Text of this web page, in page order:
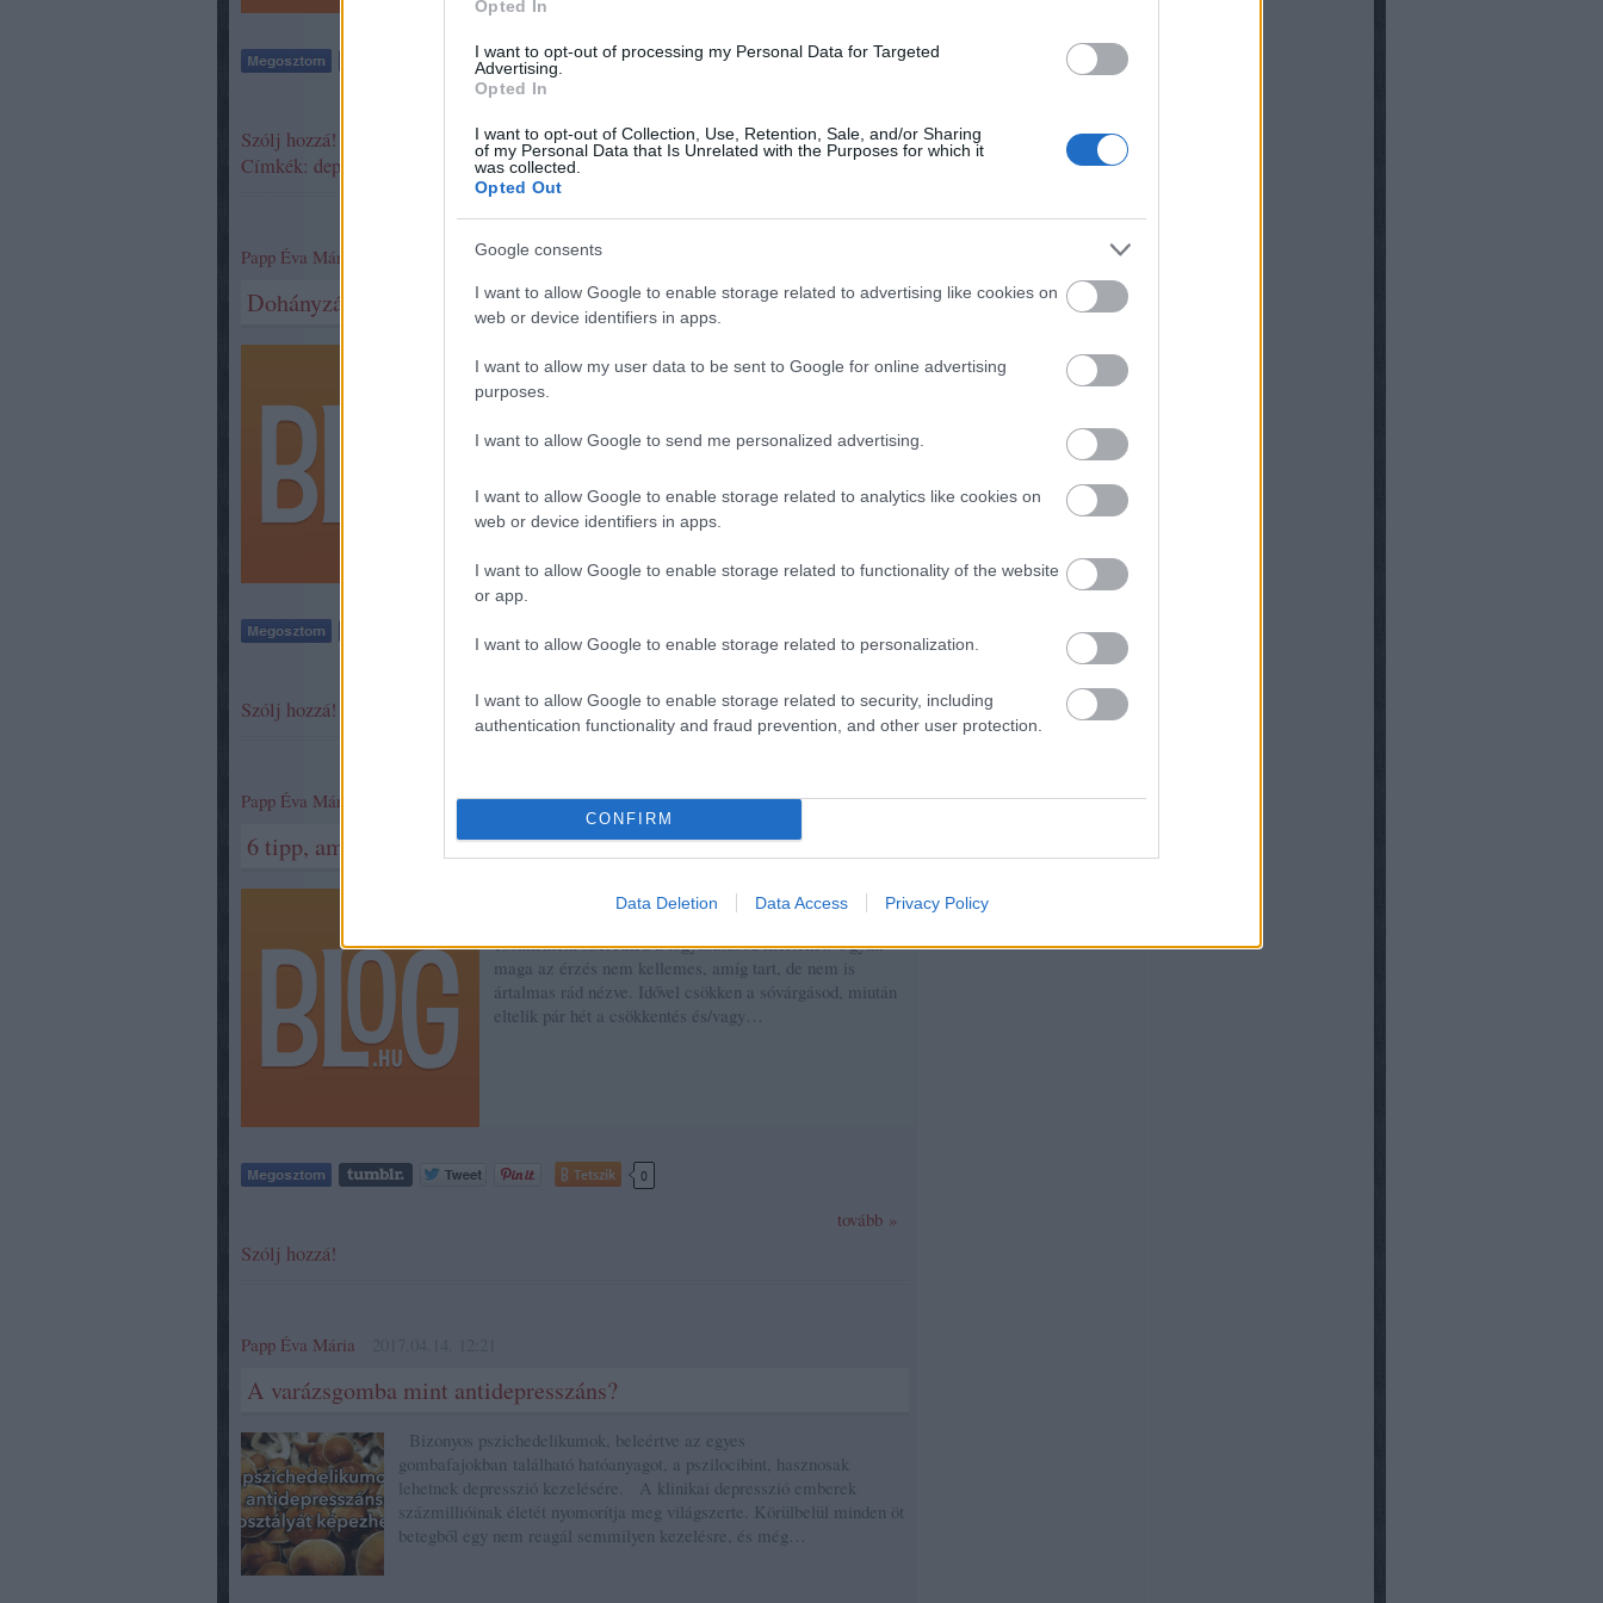
Opted In
I want to opt-out of processing my Personal Data for Targeted
Advertising.
Opted In
I want to opt-out of Collection, Use, Retention, Sale, and/or Sharing
of my Personal Data that Is Unrelated with the Purposes for which it
was collected.
Opted Out
Google consents
I want to allow Google to enable storage related to advertising like cookies on
web or device identifiers in apps.
I want to allow my user data to be sent to Google for online advertising
purposes.
I want to allow Google to send me personalized advertising.
I want to allow Google to enable storage related to analytics like cookies on
web or device identifiers in apps.
I want to allow Google to enable storage related to functionality of the website
or app.
I want to allow Google to enable storage related to personalization.
I want to allow Google to enable storage related to security, including
authentication functionality and fraud prevention, and other user protection.
CONFIRM
Data Deletion Data Access Privacy Policy
Tetszik 0
Szólj hozzá!
Címkék: depresszió
Papp Éva Mária 2017.04.14. 12:29
Dohányzás: tények és tévhitek
Györgyi tüdőgyógyászt kérdeztük. Honnan ered a
dohányzás? A dohányzás őshazája Közép-Amerika, itt
dombormű maradványain is láthatjuk a pipázás
Szólj hozzá!
Papp Éva Mária 2017.04.14. 12:25
6 tipp, ami segít megbirkózni a sóvárgással
Vágyakozás, sóvárgás az anyag után? Természetes
reakció, főleg akkor, amikor abba akarod hagyni vagy
csökkenteni szeretnéd a fogyasztásod mértékét. Ugyan
maga az érzés nem kellemes, amíg tart, de nem is
ártalmas rád nézve. Idővel csökken a sóvárgásod, miután
eltelik pár hét a csökkentés és/vagy…
Tetszik 0
tovább »
Szólj hozzá!
Papp Éva Mária
A varázsgomba mint antidepresszáns?
Bizonyos pszichedelikumok, beleértve az egyes
gombafajokban található hatóanyagot, a pszilocibint, hasznosak
lehetnek depresszió kezelésére. A klinikai depresszió emberek
százmillióinak életét nyomorítja meg világszerte. Körülbelül minden öt
betegből egy nem reagál semmilyen kezelésre, és még…